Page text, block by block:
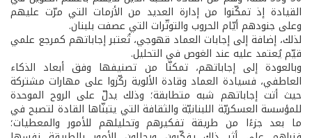
القيادة إذ تمكّنوا من إدارة العديد من الأزمات التي مرّت عليهم
وعلى جنودهم أيّام الحروب والتوتّرات التي عصفت بلبنان.
لذلك، إضافة إلى إجابات العماد قهوجي، تُعتبر إجاباتهم كمرجع علمي
قيّم يُعتمد عليه عند الغوص في التحليل.
وبالعودة إلى إجاباتهم، تمكنّا من تصنيفها وفق أبعاد الذكاء
العاطفي، فسيادة العماد وقادة الألوية ركّزوا على مهارات مشتركة
حيث أتت إجاباتهم شبه متطابقة؛ وذلك يدلّ على الروح الموحدة
للمؤسسة العسكريّة اللبنانيّة والثقافة التي يتبنّاها القادة لتصبح في
ما بعد جزءًا من طريقة تفكيرهم وتحليلهم للأمور والمعطيات؛